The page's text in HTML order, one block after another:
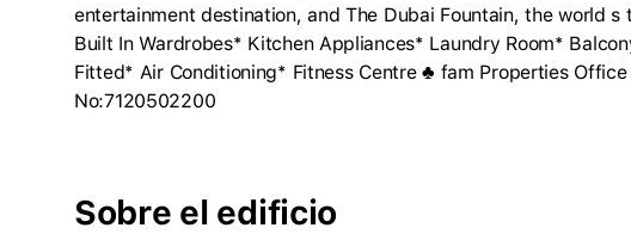
entertainment destination, and The Dubai Fountain, the world
Built In Wardrobes* Kitchen Appliances* Laundry Room*
Fitted* Air Conditioning* Fitness Centre ♣ fam Properties
No:7120502200
Sobre el edificio